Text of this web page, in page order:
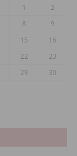
1
2
8
9
15
16
22
23
29
30